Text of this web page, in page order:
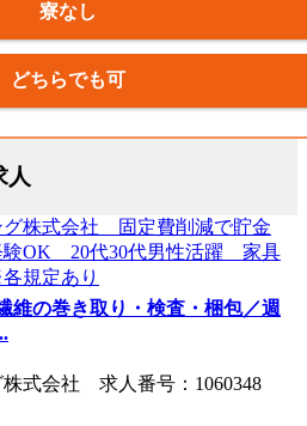
寮なし
どちらでも可
人
維の巻き取り・検査・梱包／週
株式会社 求人番号：1060348